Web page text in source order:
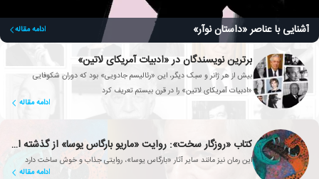
آشنایی با عناصر «داستان نوآر» ادامه مقاله
برترین نویسندگان در «ادبیات آمریکای لاتین»
بیش از هر ژانر و سبک دیگر، این «رئالیسم جادویی» بود که دوران شکوفایی
«ادبیات آمریکای لاتین» را در قرن بیستم تعریف کرد
ادامه مقاله
کتاب «روزگار سخت»: روایت «ماریو بارگاس یوسا» از گذشته ای ناآرام
این رمان نیز مانند سایر آثار «بارگاس یوسا»، روایتی جذاب و خوش ساخت دارد
ادامه مقاله